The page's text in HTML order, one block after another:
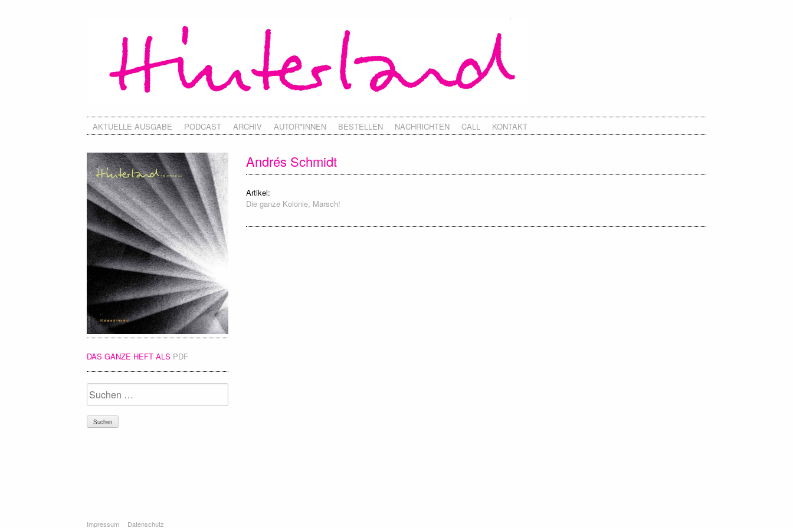
AKTUELLE AUSGABE PODCAST ARCHIV AUTOR*INNEN BESTELLEN NACHRICHTEN CALL KONTAKT
Andrés Schmidt
Artikel:
Die ganze Kolonie, Marsch!
DAS GANZE HEFT ALS PDF
Suchen
nach:
Impressum Datenschutz